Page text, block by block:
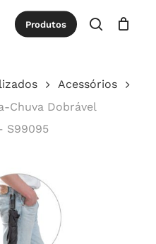
Produtos
procurar
Close
Acessórios
Chuva Dobrável
S99095